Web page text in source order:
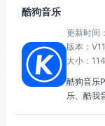
酷狗音乐
更新时间
版本：
大小：
酷狗音乐
乐、酷我